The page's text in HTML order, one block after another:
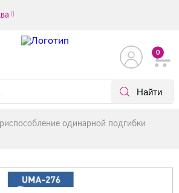
0
одинарной подгибки